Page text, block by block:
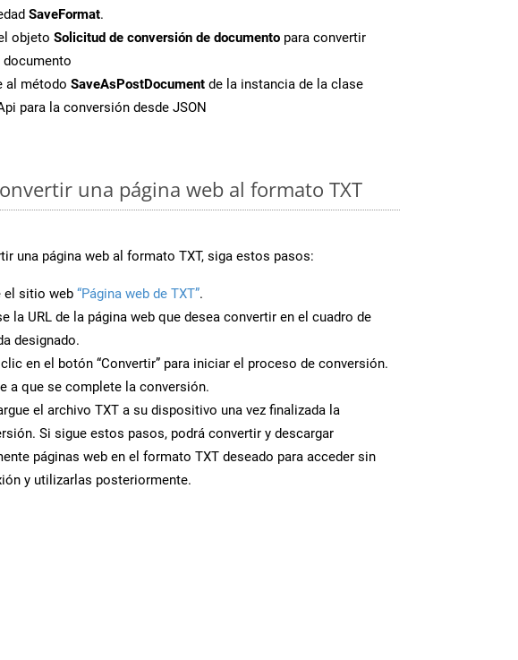
SaveFormat.
objeto Solicitud de conversión de documento para convertir
documento
al método SaveAsPostDocument de la instancia de la clase
para la conversión desde JSON
una página web al formato TXT
una página web al formato TXT, siga estos pasos:
el sitio web “Página web de TXT”.
la URL de la página web que desea convertir en el cuadro de
designado.
en el botón “Convertir” para iniciar el proceso de conversión.
a que se complete la conversión.
el archivo TXT a su dispositivo una vez finalizada la
Si sigue estos pasos, podrá convertir y descargar
páginas web en el formato TXT deseado para acceder sin
y utilizarlas posteriormente.